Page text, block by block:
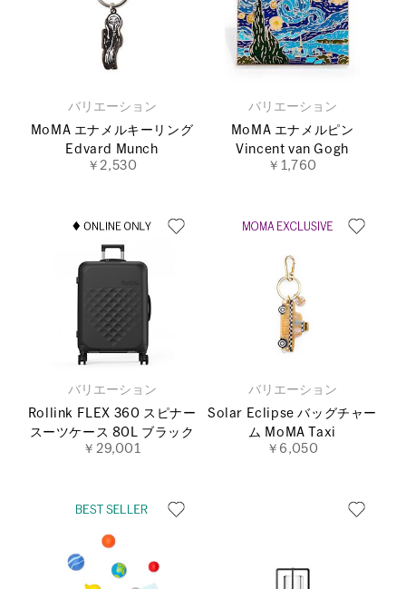
バリエーション
MoMA エナメルキーリング
Edvard Munch
￥2,530
バリエーション
MoMA エナメルピン
Vincent van Gogh
￥1,760
バリエーション
Rollink FLEX 360 スピナー
スーツケース 80L ブラック
￥29,001
バリエーション
Solar Eclipse バッグチャー
ム MoMA Taxi
￥6,050